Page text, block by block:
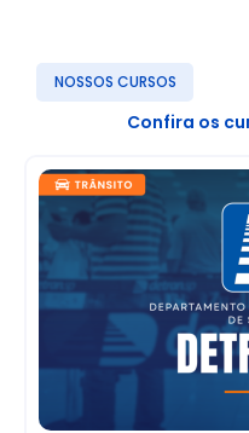
NOSSOS CURSOS
Confira os